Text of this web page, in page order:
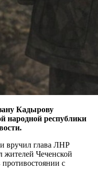
Кадырову
народной республики
вручил глава ЛНР
Чеченской
с